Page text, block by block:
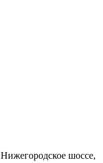
Нижегородское шоссе,